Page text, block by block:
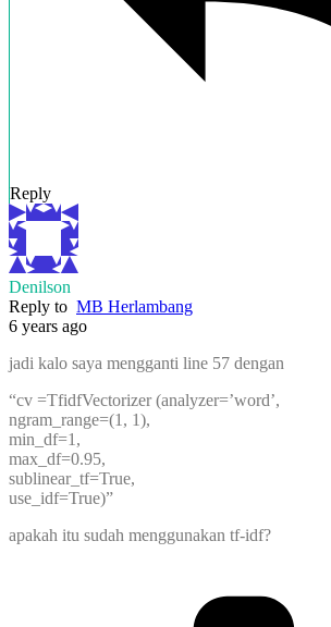
Reply
Denilson
Reply to MB Herlambang
6 years ago
jadi kalo saya mengganti line 57 dengan
“cv =TfidfVectorizer (analyzer=’word’,
ngram_range=(1, 1),
min_df=1,
max_df=0.95,
sublinear_tf=True,
use_idf=True)”
apakah itu sudah menggunakan tf-idf?